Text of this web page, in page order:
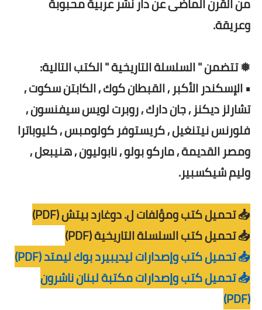
وعريقة.
❅ تتضمن " السلسلة التاريخية " الكتب التالية:
• الإسكندر الأكبر , القبطان كوك , الكابتن سكوت ,
تشارلز ديكنز , جان دارك , روبرت لويس سيفنسون ,
فلورنس نيتنغيل , كريستوفر كولومبس , كليوباترا
ومصر القديمة , ماركو بولو , نابوليون , هنيبعل ,
وليم شيكسبير.
📥 تحميل كتب ومؤلفات ل. دوغارد بيتش (PDF)
📥 تحميل كتب السلسلة التاريخية (PDF)
📥 تحميل كتب وإصدارات ليديبيرد بوك ليمتد (PDF)
📥 تحميل كتب وإصدارات مكتبة لبنان ناشرون
(PDF)